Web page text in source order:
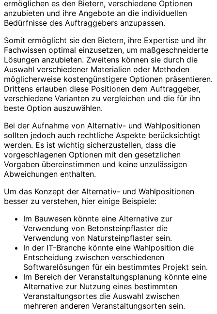
ermöglichen es den Bietern, verschiedene Optionen
anzubieten und ihre Angebote an die individuellen
Bedürfnisse des Auftraggebers anzupassen.
Somit ermöglicht sie den Bietern, ihre Expertise und ihr
Fachwissen optimal einzusetzen, um maßgeschneiderte
Lösungen anzubieten. Zweitens können sie durch die
Auswahl verschiedener Materialien oder Methoden
möglicherweise kostengünstigere Optionen präsentieren.
Drittens erlauben diese Positionen dem Auftraggeber,
verschiedene Varianten zu vergleichen und die für ihn
beste Option auszuwählen.
Bei der Aufnahme von Alternativ- und Wahlpositionen
sollten jedoch auch rechtliche Aspekte berücksichtigt
werden. Es ist wichtig sicherzustellen, dass die
vorgeschlagenen Optionen mit den gesetzlichen
Vorgaben übereinstimmen und keine unzulässigen
Abweichungen enthalten.
Um das Konzept der Alternativ- und Wahlpositionen
besser zu verstehen, hier einige Beispiele:
Im Bauwesen könnte eine Alternative zur
Verwendung von Betonsteinpflaster die
Verwendung von Natursteinpflaster sein.
In der IT-Branche könnte eine Wahlposition die
Entscheidung zwischen verschiedenen
Softwarelösungen für ein bestimmtes Projekt sein.
Im Bereich der Veranstaltungsplanung könnte eine
Alternative zur Nutzung eines bestimmten
Veranstaltungsortes die Auswahl zwischen
mehreren anderen Veranstaltungsorten sein.